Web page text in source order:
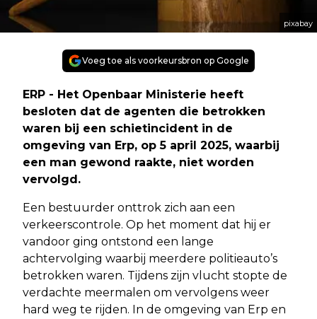
pixabay
Voeg toe als voorkeursbron op Google
ERP - Het Openbaar Ministerie heeft
besloten dat de agenten die betrokken
waren bij een schietincident in de
omgeving van Erp, op 5 april 2025, waarbij
een man gewond raakte, niet worden
vervolgd.
Een bestuurder onttrok zich aan een
verkeerscontrole. Op het moment dat hij er
vandoor ging ontstond een lange
achtervolging waarbij meerdere politieauto’s
betrokken waren. Tijdens zijn vlucht stopte de
verdachte meermalen om vervolgens weer
hard weg te rijden. In de omgeving van Erp en